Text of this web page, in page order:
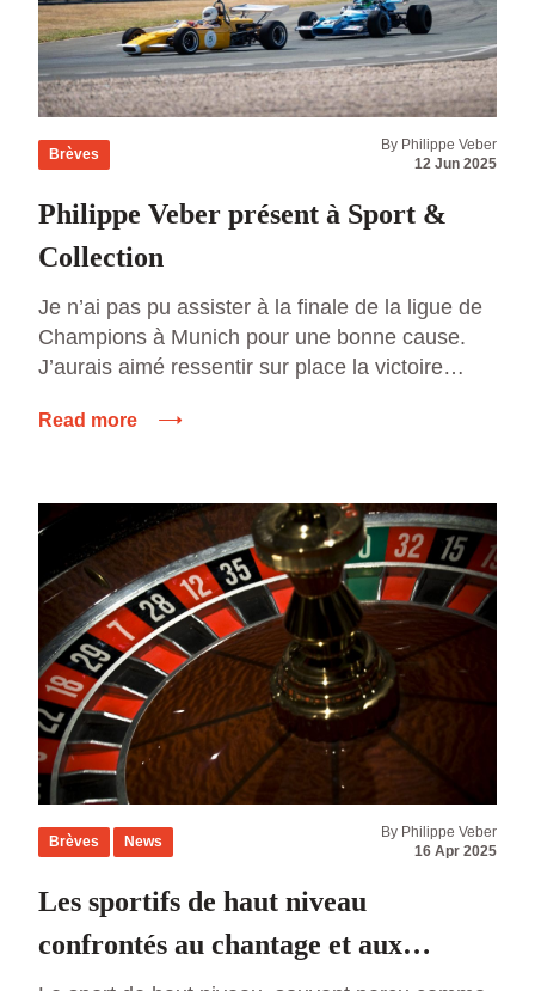
Brèves
By Philippe Veber
12 Jun 2025
Philippe Veber présent à Sport &
Collection
Je n’ai pas pu assister à la finale de la ligue de
Champions à Munich pour une bonne cause.
J’aurais aimé ressentir sur place la victoire
Collection. Circuit du val de Vienne. 500 Ferrari
Read more
Brèves News
By Philippe Veber
16 Apr 2025
Les sportifs de haut niveau
confrontés au chantage et aux